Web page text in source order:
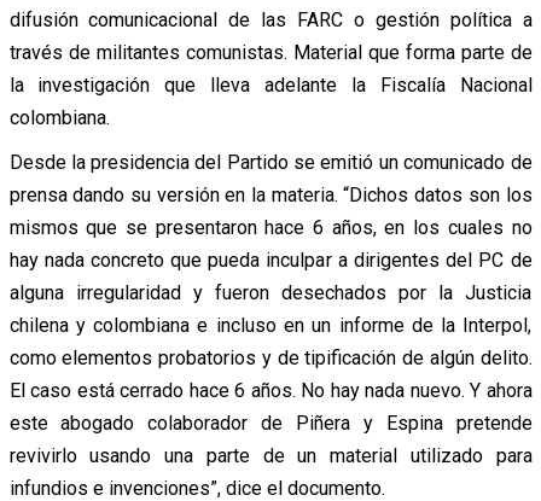
difusión comunicacional de las FARC o gestión política a
través de militantes comunistas. Material que forma parte de
la investigación que lleva adelante la Fiscalía Nacional
colombiana.
Desde la presidencia del Partido se emitió un comunicado de
prensa dando su versión en la materia. “Dichos datos son los
mismos que se presentaron hace 6 años, en los cuales no
hay nada concreto que pueda inculpar a dirigentes del PC de
alguna irregularidad y fueron desechados por la Justicia
chilena y colombiana e incluso en un informe de la Interpol,
como elementos probatorios y de tipificación de algún delito.
El caso está cerrado hace 6 años. No hay nada nuevo. Y ahora
este abogado colaborador de Piñera y Espina pretende
revivirlo usando una parte de un material utilizado para
infundios e invenciones”, dice el documento.